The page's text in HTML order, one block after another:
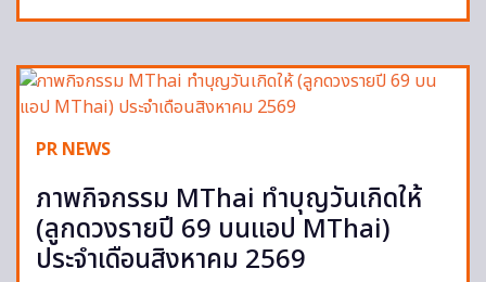
PR NEWS
ภาพกิจกรรม MThai ทำบุญวันเกิดให้
(ลูกดวงรายปี 69 บนแอป MThai)
ประจำเดือนสิงหาคม 2569